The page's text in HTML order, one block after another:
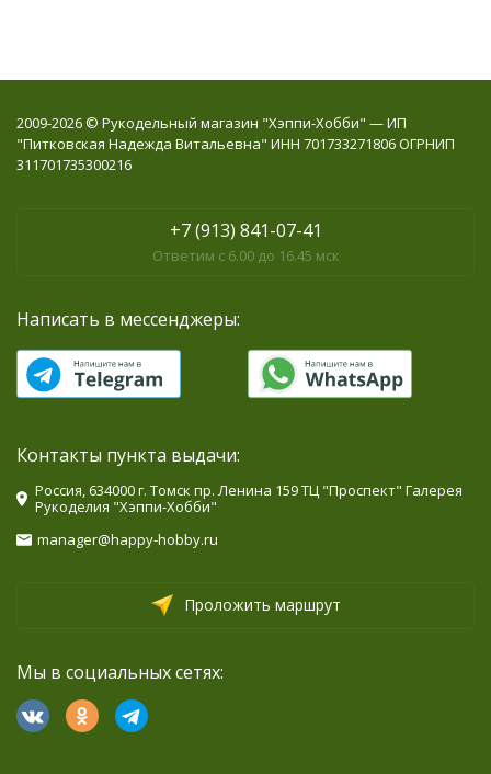
2009-2026 © Рукодельный магазин "Хэппи-Хобби" — ИП
"Питковская Надежда Витальевна" ИНН 701733271806 ОГРНИП
311701735300216
+7 (913) 841-07-41
Ответим с 6.00 до 16.45 мск
Написать в мессенджеры:
Контакты пункта выдачи:
Россия, 634000 г. Томск пр. Ленина 159 ТЦ "Проспект" Галерея
Рукоделия "Хэппи-Хобби"
manager@happy-hobby.ru
Проложить маршрут
Мы в социальных сетях: